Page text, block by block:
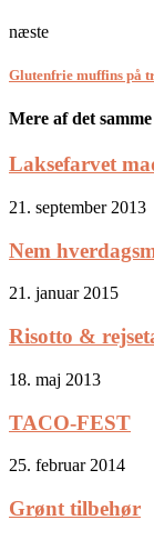
næste
Glutenfrie muffins på
Mere af det samme
Laksefarvet
21. september 2013
Nem
21. januar 2015
Risotto &
18. maj 2013
TACO-FEST
25. februar 2014
Grønt tilbehør